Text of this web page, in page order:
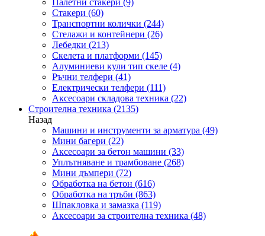
Палетни стакери (9)
Стакери (60)
Транспортни колички (244)
Стелажи и контейнери (26)
Лебедки (213)
Скелета и платформи (145)
Алуминиеви кули тип скеле (4)
Ръчни телфери (41)
Електрически телфери (111)
Аксесоари складова техника (22)
Строителна техника (2135)
Назад
Машини и инструменти за арматура (49)
Мини багери (22)
Аксесоари за бетон машини (33)
Уплътняване и трамбоване (268)
Мини дъмпери (72)
Обработка на бетон (616)
Обработка на тръби (863)
Шпакловка и замазка (119)
Аксесоари за строителна техника (48)